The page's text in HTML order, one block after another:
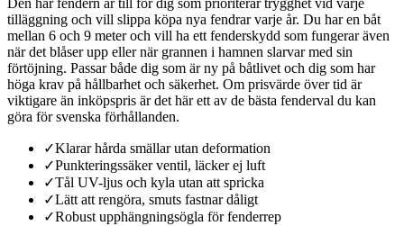
Den här fendern är till för dig som prioriterar trygghet vid varje
tilläggning och vill slippa köpa nya fendrar varje år. Du har en båt
mellan 6 och 9 meter och vill ha ett fenderskydd som fungerar även
när det blåser upp eller när grannen i hamnen slarvar med sin
förtöjning. Passar både dig som är ny på båtlivet och dig som har
höga krav på hållbarhet och säkerhet. Om prisvärde över tid är
viktigare än inköpspris är det här ett av de bästa fenderval du kan
göra för svenska förhållanden.
✓Klarar hårda smällar utan deformation
✓Punkteringssäker ventil, läcker ej luft
✓Tål UV-ljus och kyla utan att spricka
✓Lätt att rengöra, smuts fastnar dåligt
✓Robust upphängningsögla för fenderrep